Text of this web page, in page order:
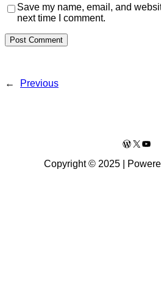
Save my name, email, and
next time I comment.
← Previous
X
Copyright © 2025 |